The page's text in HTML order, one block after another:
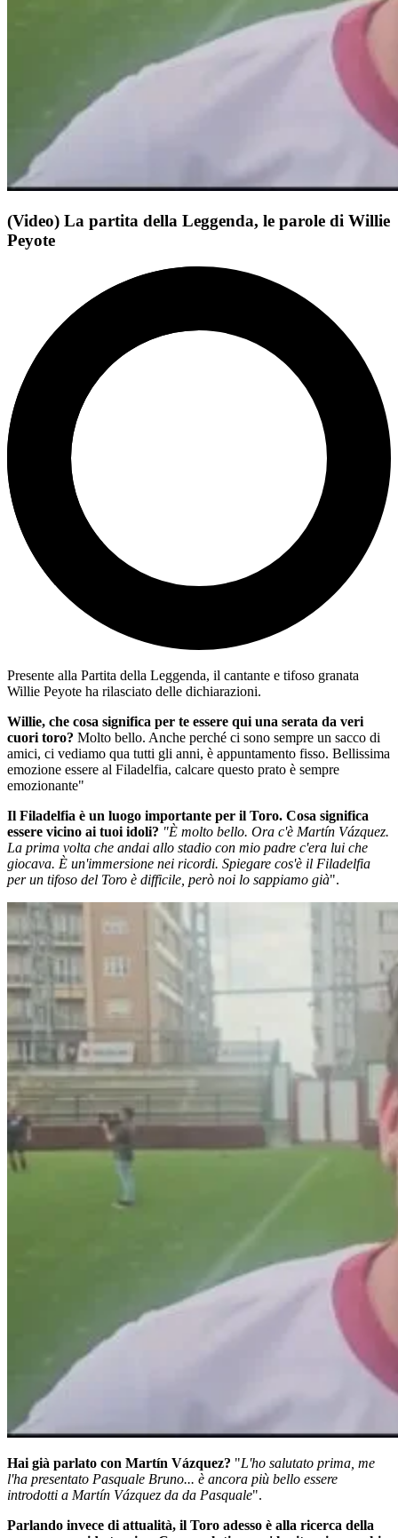
(Video) La partita della Leggenda, le parole di Willie
Peyote
Presente alla Partita della Leggenda, il cantante e tifoso granata
Willie Peyote ha rilasciato delle dichiarazioni.
Willie, che cosa significa per te essere qui una serata da veri
cuori toro? Molto bello. Anche perché ci sono sempre un sacco di
amici, ci vediamo qua tutti gli anni, è appuntamento fisso. Bellissima
emozione essere al Filadelfia, calcare questo prato è sempre
emozionante"
Il Filadelfia è un luogo importante per il Toro. Cosa significa
essere vicino ai tuoi idoli? "È molto bello. Ora c'è Martín Vázquez.
La prima volta che andai allo stadio con mio padre c'era lui che
giocava. È un'immersione nei ricordi. Spiegare cos'è il Filadelfia
per un tifoso del Toro è difficile, però noi lo sappiamo già".
Hai già parlato con Martín Vázquez? "L'ho salutato prima, me
l'ha presentato Pasquale Bruno... è ancora più bello essere
introdotti a Martín Vázquez da da Pasquale".
Parlando invece di attualità, il Toro adesso è alla ricerca della